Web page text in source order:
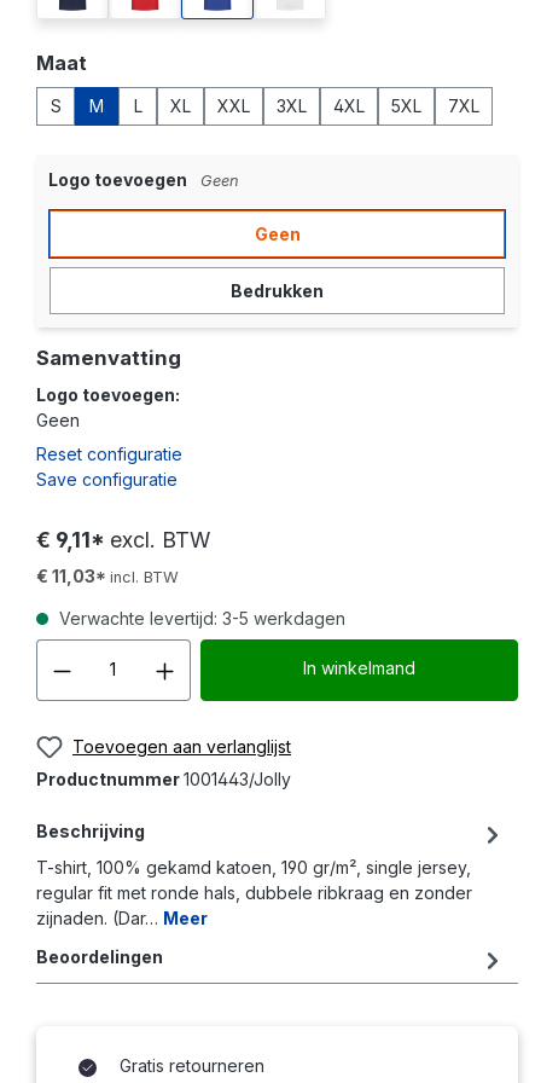
Selecteer
Maat
S M L XL XXL 3XL 4XL 5XL 7XL
Logo toevoegen Geen
Geen
Bedrukken
Samenvatting
Logo toevoegen:
Geen
Reset configuratie
Save configuratie
€ 9,11* excl. BTW
€ 11,03* incl. BTW
Verwachte levertijd: 3-5 werkdagen
Producthoeveelheid:
In winkelmand
Toevoegen aan verlanglijst
Productnummer1001443/Jolly
Beschrijving
T-shirt, 100% gekamd katoen, 190 gr/m², single jersey,
regular fit met ronde hals, dubbele ribkraag en zonder
zijnaden. (Dar… Meer
Beoordelingen
Gratis retourneren